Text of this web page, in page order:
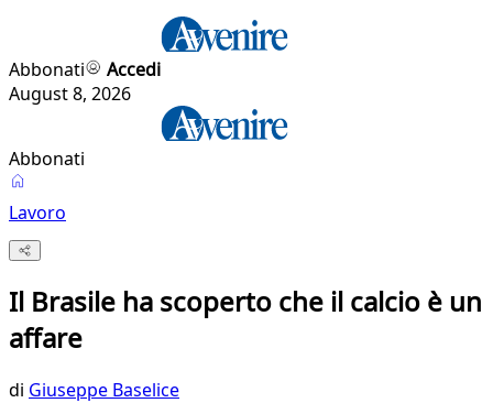
Abbonati
Accedi
August 8, 2026
Abbonati
Lavoro
Il Brasile ha scoperto che il calcio è un
affare
di Giuseppe Baselice